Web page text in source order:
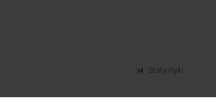
Statystyki